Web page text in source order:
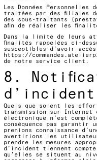
Les Données
traitées par des filiales
des sous-traitants
afin de réaliser les
Dans la limite de leurs
finalités rappelées ci-
susceptibles d’avoir
https://
de notre service client.
8.
d’incident
Quels que soient les
transmission sur Internet
électronique n'est
conséquence pas garantir
prenions connaissance
avertirions les
prendre les mesures
d’incident tiennent
qu'elles se situent au